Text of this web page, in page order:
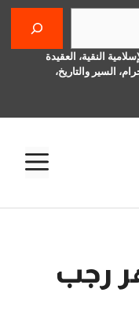
النقية، العقيدة
السير والتاريخ،
رجب